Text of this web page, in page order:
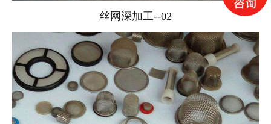
丝网深加工--02